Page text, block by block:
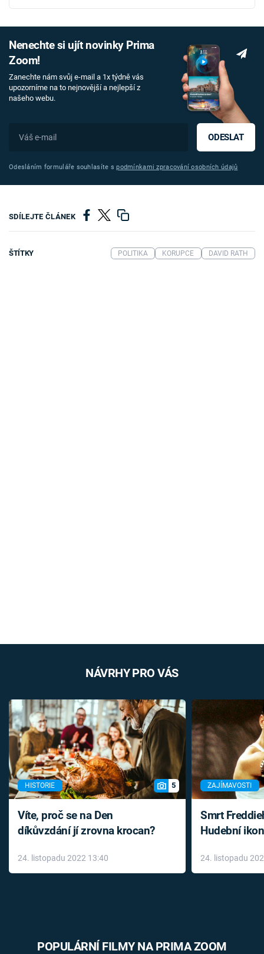
Nenechte si ujít novinky Prima
Zoom!
Zanechte nám svůj e-mail a 1x týdně vás
upozorníme na to nejnovější a nejlepší z
našeho webu.
ODESLAT
Odesláním formuláře souhlasíte spodmínkami zpracování osobních údajů
SDÍLEJTE ČLÁNEK
ŠTÍTKY POLITIKA KORUPCE DAVID RATH
NÁVRHY PRO VÁS
HISTORIE 5
Víte, proč se na Den
díkůvzdání jí zrovna krocan?
24. listopadu 2022 13:40
ZAJÍMAVOSTI
Smrt
Hudební
léky
24. listopadu
POPULÁRNÍ FILMY NA PRIMA ZOOM